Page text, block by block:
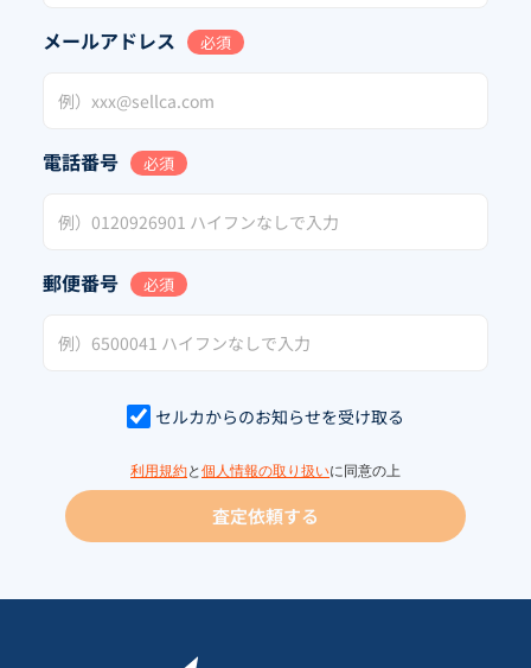
メールアドレス 必須
電話番号 必須
郵便番号 必須
セルカからのお知らせを受け取る
利用規約と 個人情報の取り扱いに同意の上
査定依頼する